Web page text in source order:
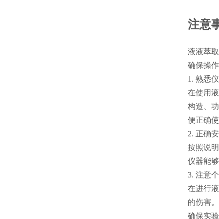
注意
液液萃
确保操
1. 熟悉
在使用
构造、
便正确
2. 正确
按照说
仪器能
3. 注意
在进行
的伤害
确保实